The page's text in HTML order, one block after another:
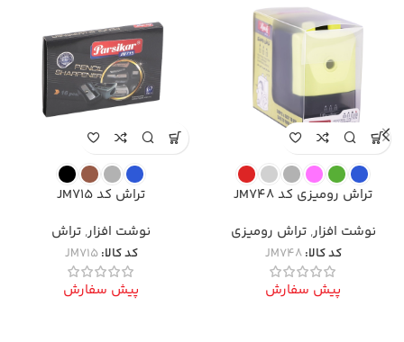
تراش رومیزی کد JM748
نوشت افزار,تراش رومیزی
کد کالا:JM748
پیش سفارش
تراش کد JM715
نوشت افزار, تراش
کد کالا:JM715
پیش سفارش